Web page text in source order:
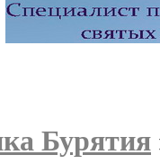
Бурятия